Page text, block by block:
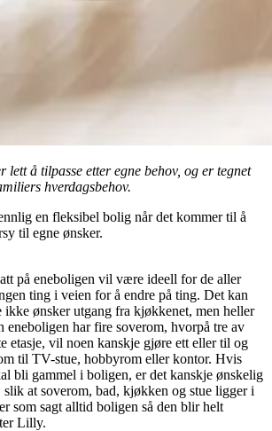
lett å tilpasse etter egne behov, og er tegnet
hverdagsbehov.
en fleksibel bolig når det kommer til å
til egne ønsker.
på eneboligen vil være ideell for de aller
ting i veien for å endre på ting. Det kan
ønsker utgang fra kjøkkenet, men heller
eneboligen har fire soverom, hvorpå tre av
etasje, vil noen kanskje gjøre ett eller til og
til TV-stue, hobbyrom eller kontor. Hvis
bli gammel i boligen, er det kanskje ønskelig
slik at soverom, bad, kjøkken og stue ligger i
som sagt alltid boligen så den blir helt
Lilly.